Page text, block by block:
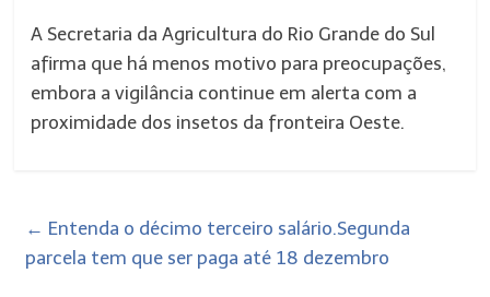
A Secretaria da Agricultura do Rio Grande do Sul
afirma que há menos motivo para preocupações,
embora a vigilância continue em alerta com a
proximidade dos insetos da fronteira Oeste.
← Entenda o décimo terceiro salário.Segunda
parcela tem que ser paga até 18 dezembro